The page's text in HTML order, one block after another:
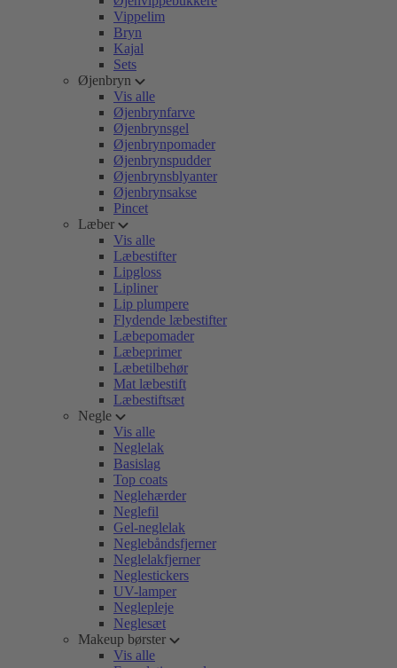
Vippelim
Bryn
Kajal
Sets
Øjenbryn
Vis alle
Øjenbrynfarve
Øjenbrynsgel
Øjenbrynpomader
Øjenbrynspudder
Øjenbrynsblyanter
Øjenbrynsakse
Pincet
Læber
Vis alle
Læbestifter
Lipgloss
Lipliner
Lip plumpere
Flydende læbestifter
Læbepomader
Læbeprimer
Læbetilbehør
Mat læbestift
Læbestiftsæt
Negle
Vis alle
Neglelak
Basislag
Top coats
Neglehærder
Neglefil
Gel-neglelak
Neglebåndsfjerner
Neglelakfjerner
Neglestickers
UV-lamper
Neglepleje
Neglesæt
Makeup børster
Vis alle